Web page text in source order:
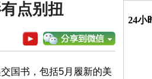
点别扭
国书，包括5月履新的美
24小